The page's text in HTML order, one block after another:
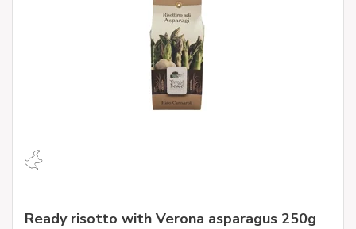
Ready risotto with Verona asparagus 250g